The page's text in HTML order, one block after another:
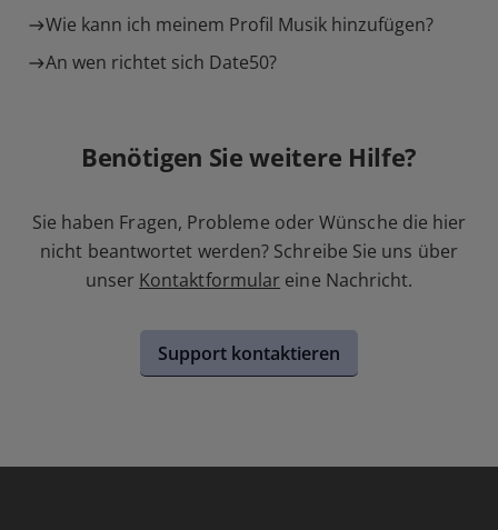
Wie kann ich meinem Profil Musik hinzufügen?
An wen richtet sich Date50?
Benötigen Sie weitere Hilfe?
Sie haben Fragen, Probleme oder Wünsche die hier
nicht beantwortet werden? Schreibe Sie uns über
unser Kontaktformular eine Nachricht.
Support kontaktieren